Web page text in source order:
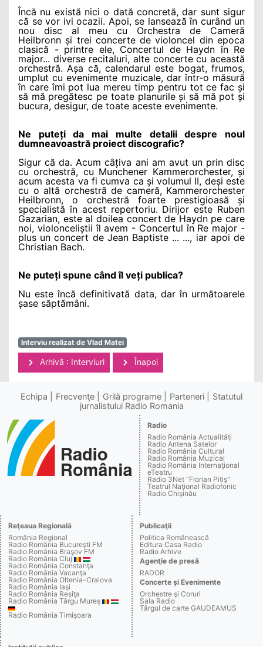
Încă nu există nici o dată concretă, dar sunt sigur
că se vor ivi ocazii. Apoi, se lansează în curând un
nou disc al meu cu Orchestra de Cameră
Heilbronn și trei concerte de violoncel din epoca
clasică - printre ele, Concertul de Haydn în Re
major... diverse recitaluri, alte concerte cu această
orchestră. Așa că, calendarul este bogat, frumos,
umplut cu evenimente muzicale, dar într-o măsură
în care îmi pot lua mereu timp pentru tot ce fac și
să mă pregătesc pe toate planurile și să mă pot și
bucura, desigur, de toate aceste evenimente.
Ne puteți da mai multe detalii despre noul
dumneavoastră proiect discografic?
Sigur că da. Acum câțiva ani am avut un prin disc
cu orchestră, cu Munchener Kammerorchester, și
acum acesta va fi cumva ca și volumul II, deși este
cu o altă orchestră de cameră, Kammerorchester
Heilbronn, o orchestră foarte prestigioasă și
specialistă în acest repertoriu. Dirijor este Ruben
Gazarian, este al doilea concert de Haydn pe care
noi, violonceliștii îl avem - Concertul în Re major -
plus un concert de Jean Baptiste ... ..., iar apoi de
Christian Bach.
Ne puteți spune când îl veți publica?
Nu este încă definitivată data, dar în următoarele
șase săptămâni.
Interviu realizat de Vlad Matei
Arhivă : Interviuri Înapoi
Echipa Frecvenţe Grilă programe Parteneri
Statutul
jurnalistului Radio Romania
Radio
Radio România Actualităţi
Radio Antena Satelor
Radio România Cultural
Radio România Muzical
Radio România Internaţional
eTeatru
Radio 3Net "Florian Pitiş"
Teatrul Naţional Radiofonic
Radio Chişinău
Reţeaua Regională
România Regional
Radio România Bucureşti FM
Radio România Braşov FM
Radio România Cluj
Radio România Constanţa
Radio România Vacanţa
Radio România Oltenia-Craiova
Radio România Iaşi
Radio România Reşiţa
Radio România Târgu Mureş
Radio România Timişoara
Publicaţii
Politica Românească
Editura Casa Radio
Radio Arhive
Agenţie de presă
RADOR
Concerte şi Evenimente
Orchestre şi Coruri
Sala Radio
Târgul de carte GAUDEAMUS